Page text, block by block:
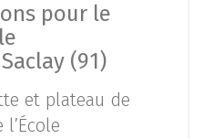
pour le
(91)
et plateau de